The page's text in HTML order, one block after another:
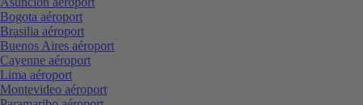
Bogota aéroport
Brasilia aéroport
Buenos Aires aéroport
Cayenne aéroport
Lima aéroport
Montevideo aéroport